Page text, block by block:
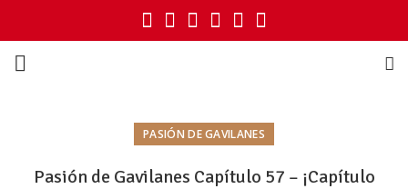
PASIÓN DE GAVILANES
Pasión de Gavilanes Capítulo 57 – ¡Capítulo